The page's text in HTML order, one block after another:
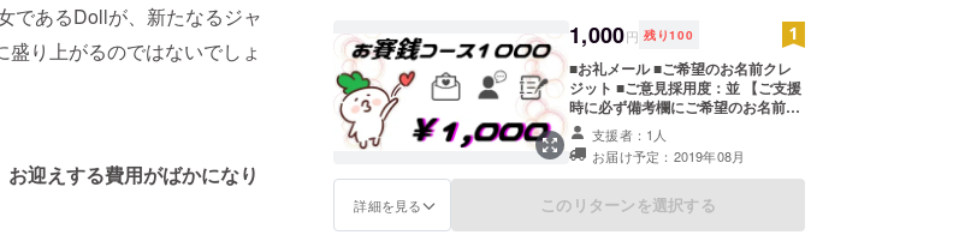
であるDollが、新たなるジャ
り上がるのではないでしょ
迎えする費用がばかになり
さい。
1,000円 残り100
■お礼メール ■ご希望のお名前クレ
ジット ■ご意見採用度：並 【ご支援
時に必ず備考欄にご希望のお名前を
ご記入ください。 記入のない場合は
CAMPFIREのユーザー名を掲載いた
します。ご了承ください】 ※お礼
メール、お名前掲載不要等の場合
は、備考欄にてその旨お申し付け下
支援者：1人
お届け予定：2019年08月
詳細を見る このリターンを選択する